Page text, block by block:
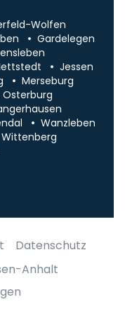
Wolfen
Gardelegen
Jessen
Merseburg
Osterburg
Wanzleben
Wittenberg
Datenschutz
Anhalt